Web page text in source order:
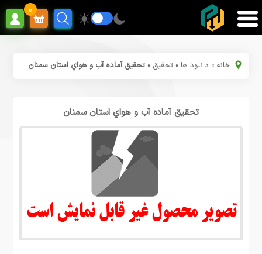
0
خانه » دانلود ها » تحقیق »تحقیق آماده آب و هواي استان سمنان
تحقیق آماده آب و هواي استان سمنان